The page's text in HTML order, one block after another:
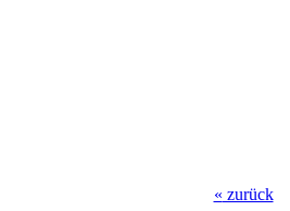
« zurück